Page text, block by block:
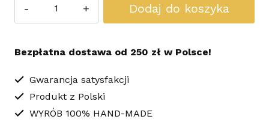
Kolczyki
Twisted
Blue
Dodaj do koszyka
Bezpłatna dostawa od 250 zł w Polsce!
Gwarancja satysfakcji
Produkt z Polski
WYRÓB 100% HAND-MADE